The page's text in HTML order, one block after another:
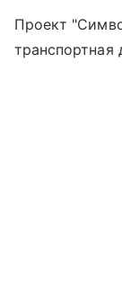
Проект
транспортная